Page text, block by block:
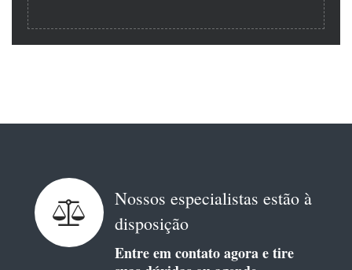
Nossos especialistas estão à
disposição
Entre em contato agora e tire